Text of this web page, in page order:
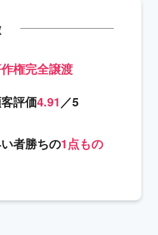
権完全譲渡
評価4.91 ／5
者勝ちの1点もの